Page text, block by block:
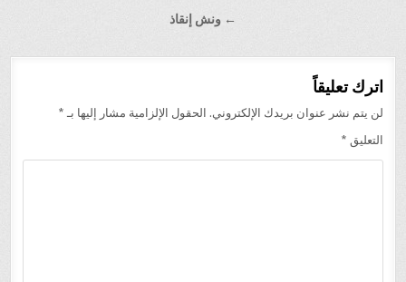
← ونش إنقاذ
اترك تعليقاً
لن يتم نشر عنوان بريدك الإلكتروني. الحقول الإلزامية مشار إليها بـ *
التعليق *